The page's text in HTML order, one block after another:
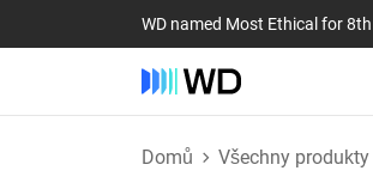
WD named Most Ethical for
Domů Všechny produkty